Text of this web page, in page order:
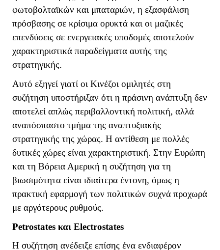
φωτοβολταϊκών και μπαταριών, η εξασφάλιση
πρόσβασης σε κρίσιμα ορυκτά και οι μαζικές
επενδύσεις σε ενεργειακές υποδομές αποτελούν
χαρακτηριστικά παραδείγματα αυτής της
στρατηγικής.
Αυτό εξηγεί γιατί οι Κινέζοι ομιλητές στη
συζήτηση υποστήριξαν ότι η πράσινη ανάπτυξη δεν
αποτελεί απλώς περιβαλλοντική πολιτική, αλλά
αναπόσπαστο τμήμα της αναπτυξιακής
στρατηγικής της χώρας. Η αντίθεση με πολλές
δυτικές χώρες είναι χαρακτηριστική. Στην Ευρώπη
και τη Βόρεια Αμερική η συζήτηση για τη
βιωσιμότητα είναι ιδιαίτερα έντονη, όμως η
πρακτική εφαρμογή των πολιτικών συχνά προχωρά
με αργότερους ρυθμούς.
Petrostates και Electrostates
Η συζήτηση ανέδειξε επίσης ένα ενδιαφέρον